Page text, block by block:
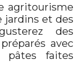
agritourisme
jardins et des
des
avec
pâtes faites